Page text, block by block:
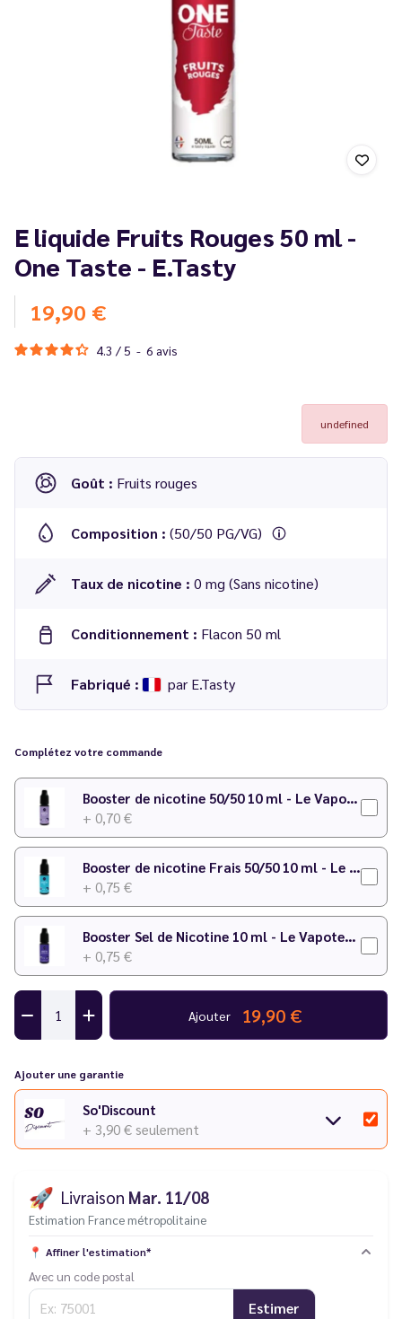
E liquide Fruits Rouges 50 ml -
One Taste - E.Tasty
19,90 €
4.3 / 5 - 6 avis
undefined
Goût : Fruits rouges
Composition : (50/50 PG/VG)
Taux de nicotine : 0 mg (Sans nicotine)
Conditionnement : Flacon 50 ml
Fabriqué : par E.Tasty
E.tasty
Complétez votre commande
Booster de nicotine 50/50 10 ml - Le Vapoteur Discount
+ 0,70 €
Booster de nicotine Frais 50/50 10 ml - Le Vapoteur Discount
+ 0,75 €
Booster Sel de Nicotine 10 ml - Le Vapoteur Discount
+ 0,75 €
Ajouter 19,90 €
Ajouter une garantie
So'Discount
+ 3,90 € seulement
🚀 Livraison Mar. 11/08
Estimation France métropolitaine
📍 Affiner l'estimation*
Avec un code postal
Estimer